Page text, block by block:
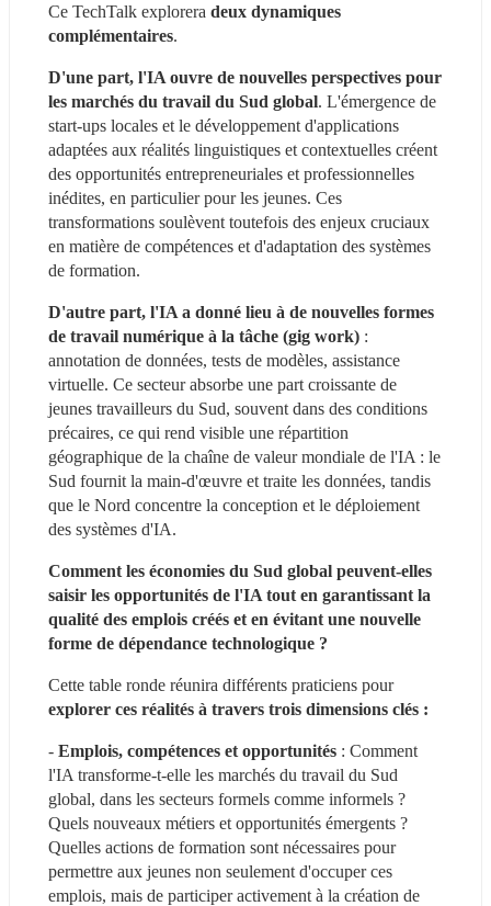
Ce TechTalk explorera deux dynamiques
complémentaires.
D'une part, l'IA ouvre de nouvelles perspectives pour
les marchés du travail du Sud global. L'émergence de
start-ups locales et le développement d'applications
adaptées aux réalités linguistiques et contextuelles créent
des opportunités entrepreneuriales et professionnelles
inédites, en particulier pour les jeunes. Ces
transformations soulèvent toutefois des enjeux cruciaux
en matière de compétences et d'adaptation des systèmes
de formation.
D'autre part, l'IA a donné lieu à de nouvelles formes
de travail numérique à la tâche (gig work) :
annotation de données, tests de modèles, assistance
virtuelle. Ce secteur absorbe une part croissante de
jeunes travailleurs du Sud, souvent dans des conditions
précaires, ce qui rend visible une répartition
géographique de la chaîne de valeur mondiale de l'IA : le
Sud fournit la main-d'œuvre et traite les données, tandis
que le Nord concentre la conception et le déploiement
des systèmes d'IA.
Comment les économies du Sud global peuvent-elles
saisir les opportunités de l'IA tout en garantissant la
qualité des emplois créés et en évitant une nouvelle
forme de dépendance technologique ?
Cette table ronde réunira différents praticiens pour
explorer ces réalités à travers trois dimensions clés :
- Emplois, compétences et opportunités : Comment
l'IA transforme-t-elle les marchés du travail du Sud
global, dans les secteurs formels comme informels ?
Quels nouveaux métiers et opportunités émergents ?
Quelles actions de formation sont nécessaires pour
permettre aux jeunes non seulement d'occuper ces
emplois, mais de participer activement à la création de